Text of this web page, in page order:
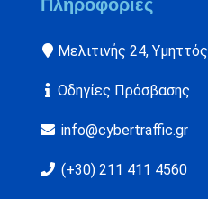
Πληροφορίες
Μελιτινής 24, Υμηττός
Οδηγίες Πρόσβασης
info@cybertraffic.gr
(+30) 211 411 4560